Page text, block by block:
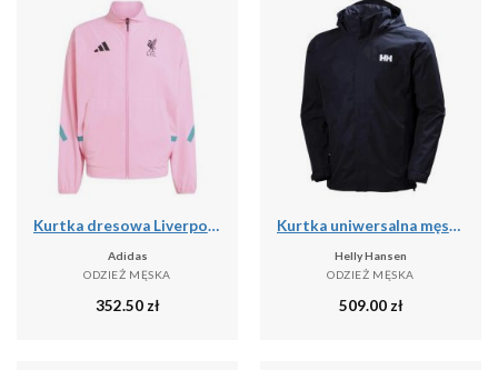
Kurtka dresowa Liverpool FC ZN.E. 2025/26
Adidas
ODZIEŻ MĘSKA
352.50 zł
Kurtka uniwersalna męska Helly Hansen Dubliner Jacket
Helly Hansen
ODZIEŻ MĘSKA
509.00 zł